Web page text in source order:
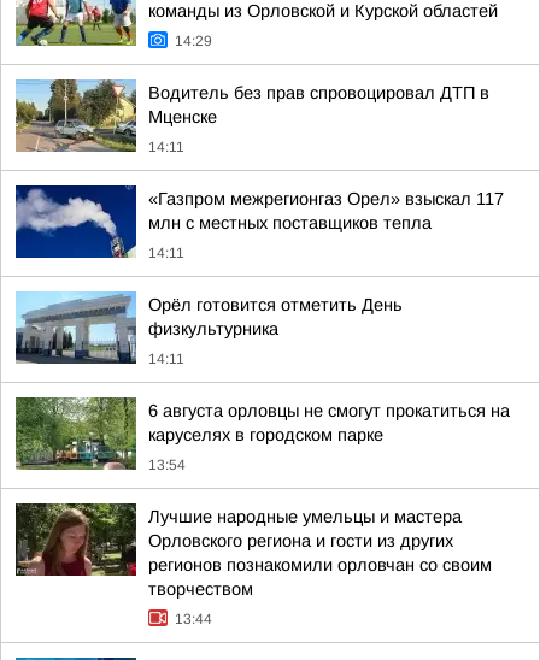
команды из Орловской и Курской областей
14:29
Водитель без прав спровоцировал ДТП в
Мценске
14:11
«Газпром межрегионгаз Орел» взыскал 117
млн с местных поставщиков тепла
14:11
Орёл готовится отметить День
физкультурника
14:11
6 августа орловцы не смогут прокатиться на
каруселях в городском парке
13:54
Лучшие народные умельцы и мастера
Орловского региона и гости из других
регионов познакомили орловчан со своим
творчеством
13:44